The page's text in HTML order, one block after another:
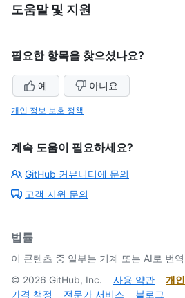
도움말 및 지원
필요한 항목을 찾으셨나요?
예 아니요
개인 정보 보호 정책
계속 도움이 필요하세요?
GitHub 커뮤니티에 문의
고객 지원 문의
법률
이 콘텐츠 중 일부는 기계 또는 AI로 번
© 2026 GitHub, Inc. 사용 약관 개
가격 책정
전문가 서비스 블로그